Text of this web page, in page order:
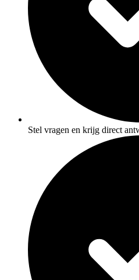
Stel vragen en krijg direct